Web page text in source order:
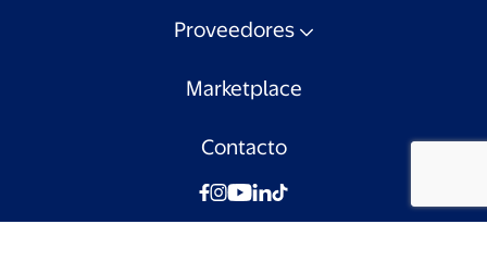
Proveedores
Marketplace
Contacto